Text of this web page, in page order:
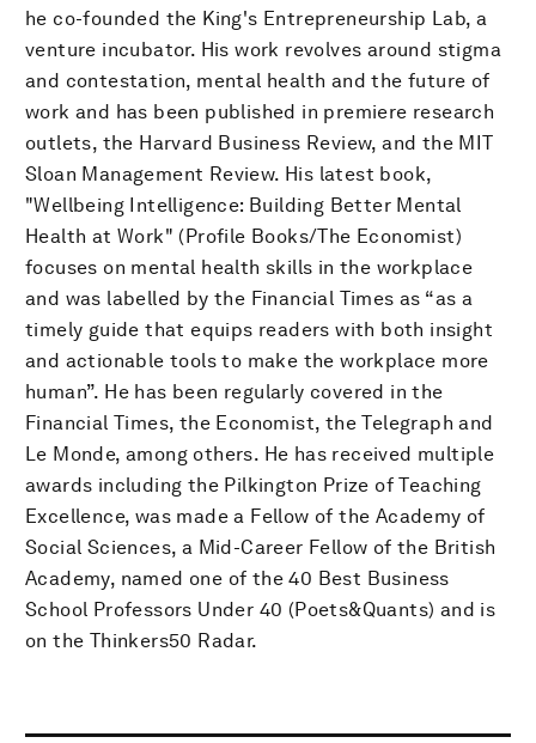
he co-founded the King's Entrepreneurship Lab, a
venture incubator. His work revolves around stigma
and contestation, mental health and the future of
work and has been published in premiere research
outlets, the Harvard Business Review, and the MIT
Sloan Management Review. His latest book,
"Wellbeing Intelligence: Building Better Mental
Health at Work" (Profile Books/The Economist)
focuses on mental health skills in the workplace
and was labelled by the Financial Times as “as a
timely guide that equips readers with both insight
and actionable tools to make the workplace more
human”. He has been regularly covered in the
Financial Times, the Economist, the Telegraph and
Le Monde, among others. He has received multiple
awards including the Pilkington Prize of Teaching
Excellence, was made a Fellow of the Academy of
Social Sciences, a Mid-Career Fellow of the British
Academy, named one of the 40 Best Business
School Professors Under 40 (Poets&Quants) and is
on the Thinkers50 Radar.